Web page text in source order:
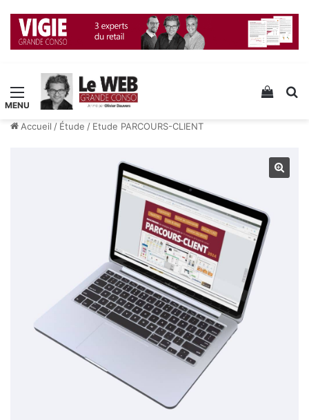
Menu Voir
Accueil / Étude / Etude PARCOURS-CLIENT